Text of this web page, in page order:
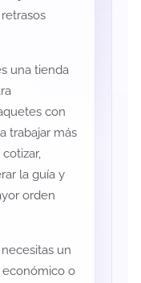
una tienda
con
trabajar más
la guía y
orden
un
económico o